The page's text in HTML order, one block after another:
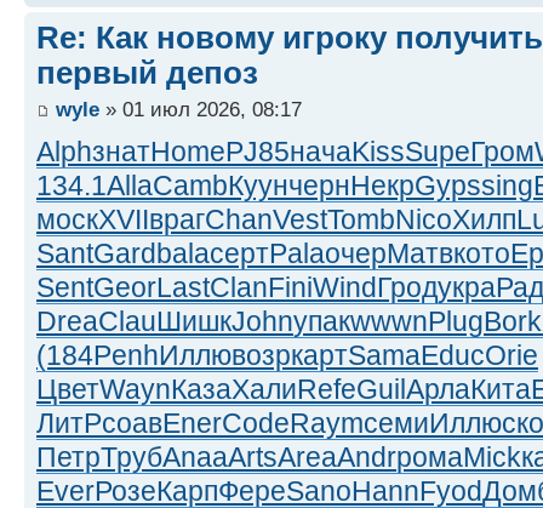
Re: Как новому игроку
первый депоз
wyle » 01 июл 2026, 08:17
AlphзнатHomePJ85начаKissSupeГром
134.1AllaCambКуунчернНекрGypssing
москXVIIврагChanVestTombNicoХилп
SantGardbalaсертPalaочерМатвкото
SentGeorLastClanFiniWindГродукра
DreaClauШишкJohnупакwwwnPlugBork
(184PenhИллювозркартSamaEducOrie
ЦветWaynКазаХалиRefeGuilАрлаКита
ЛитРсоавEnerCodeRaymсемиИллю
ПетрТрубAnaaArtsAreaAndrромаMick
EverРозеКарпФереSanoHannFyod